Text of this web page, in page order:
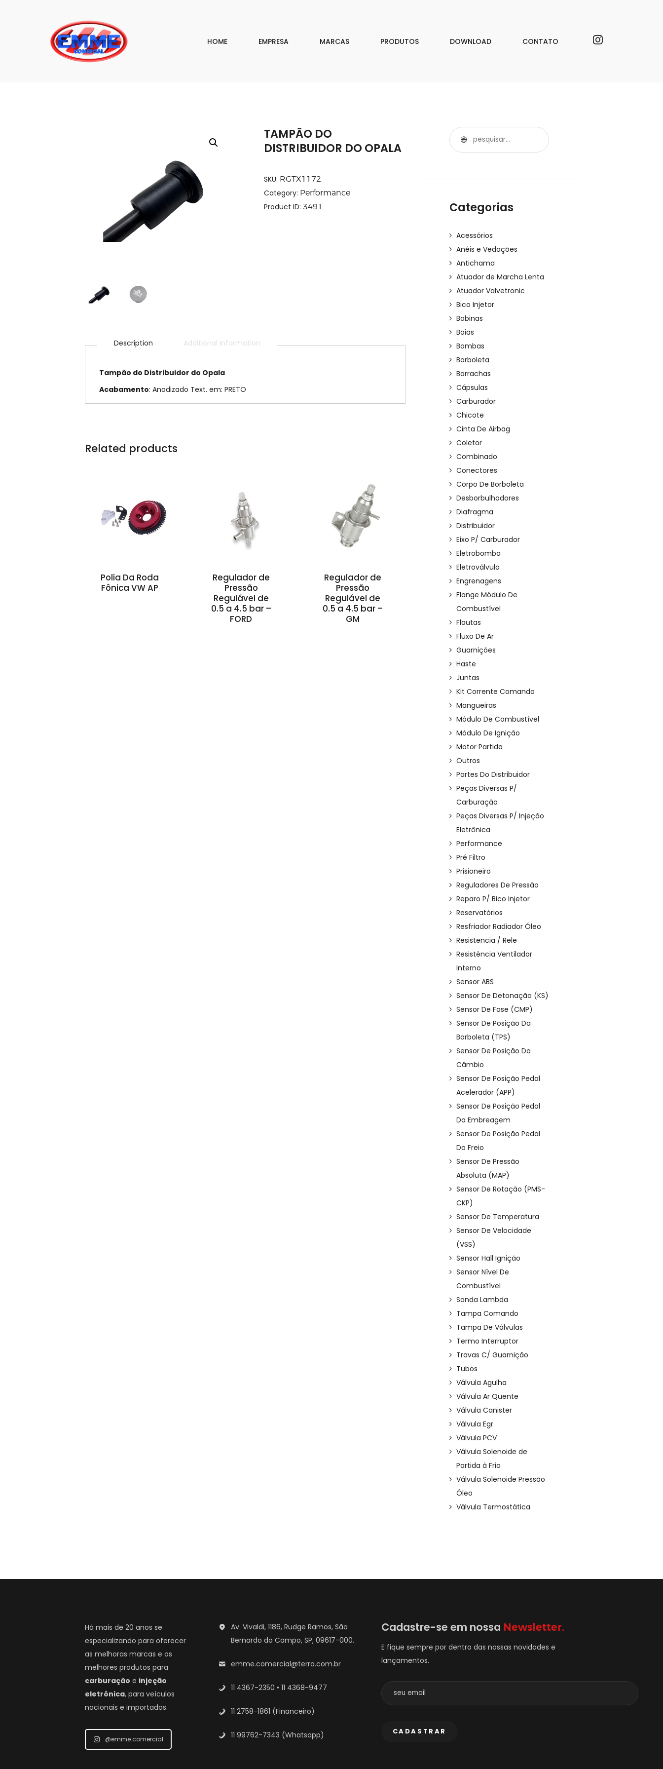
HOME EMPRESA MARCAS PRODUTOS DOWNLOAD CONTATO
PRODUTOS
TAMPÃO DO
DISTRIBUIDOR DO OPALA
SKU: RGTX1172
Category: Performance
Product ID: 3491
Description Additional information
Tampão do Distribuidor do Opala
Acabamento: Anodizado Text. em: PRETO
Related products
Polia Da Roda
Fônica VW AP
Regulador de
Pressão
Regulável de
0.5 a 4.5 bar –
FORD
Regulador de
Pressão
Regulável de
0.5 a 4.5 bar –
GM
PESQUISAR
Categorias
Acessórios
Anéis e Vedações
Antichama
Atuador de Marcha Lenta
Atuador Valvetronic
Bico Injetor
Bobinas
Boias
Bombas
Borboleta
Borrachas
Cápsulas
Carburador
Chicote
Cinta De Airbag
Coletor
Combinado
Conectores
Corpo De Borboleta
Desborbulhadores
Diafragma
Distribuidor
Eixo P/ Carburador
Eletrobomba
Eletroválvula
Engrenagens
Flange Módulo De
Combustível
Flautas
Fluxo De Ar
Guarnições
Haste
Juntas
Kit Corrente Comando
Mangueiras
Módulo De Combustível
Módulo De Ignição
Motor Partida
Outros
Partes Do Distribuidor
Peças Diversas P/
Carburação
Peças Diversas P/ Injeção
Eletrônica
Performance
Pré Filtro
Prisioneiro
Reguladores De Pressão
Reparo P/ Bico Injetor
Reservatórios
Resfriador Radiador Óleo
Resistencia / Rele
Resistência Ventilador
Interno
Sensor ABS
Sensor De Detonação (KS)
Sensor De Fase (CMP)
Sensor De Posição Da
Borboleta (TPS)
Sensor De Posição Do
Câmbio
Sensor De Posição Pedal
Acelerador (APP)
Sensor De Posição Pedal
Da Embreagem
Sensor De Posição Pedal
Do Freio
Sensor De Pressão
Absoluta (MAP)
Sensor De Rotação (PMS-
CKP)
Sensor De Temperatura
Sensor De Velocidade
(VSS)
Sensor Hall Ignição
Sensor Nível De
Combustível
Sonda Lambda
Tampa Comando
Tampa De Válvulas
Termo Interruptor
Travas C/ Guarnição
Tubos
Válvula Agulha
Válvula Ar Quente
Válvula Canister
Válvula Egr
Válvula PCV
Válvula Solenoide de
Partida à Frio
Válvula Solenoide Pressão
Óleo
Válvula Termostática
Há mais de 20 anos se
especializando para oferecer
as melhoras marcas e os
melhores produtos para
carburação e injeção
eletrônica, para veículos
nacionais e importados.
@emme.comercial
Av. Vivaldi, 1186, Rudge Ramos, São
Bernardo do Campo, SP, 09617-000.
emme.comercial@terra.com.br
11 4367-2350 • 11 4368-9477
11 2758-1861 (Financeiro)
11 99762-7343 (Whatsapp)
Cadastre-se em nossa Newsletter.
E fique sempre por dentro das nossas novidades e
lançamentos.